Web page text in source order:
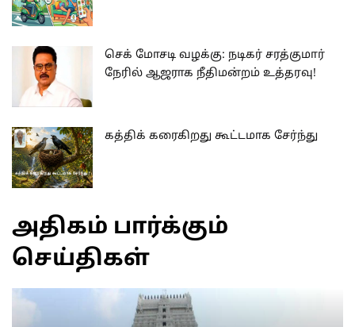
செக் மோசடி வழக்கு: நடிகர் சரத்குமார்
நேரில் ஆஜராக நீதிமன்றம் உத்தரவு!
கத்திக் கரைகிறது கூட்டமாக சேர்ந்து
அதிகம் பார்க்கும்
செய்திகள்